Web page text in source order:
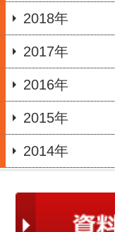
2018年
2017年
2016年
2015年
2014年